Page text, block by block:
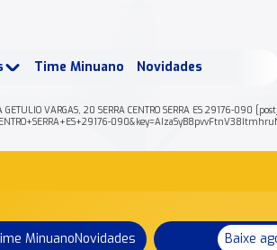
Time Minuano Novidades
VARGAS, 20 SERRA CENTRO SERRA ES 29176-090
MinuanoNovidades Baixe